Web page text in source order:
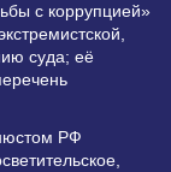
с коррупцией»
суда; её
РФ